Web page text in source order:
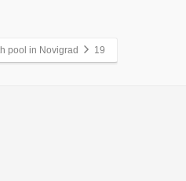
pool in Novigrad 19